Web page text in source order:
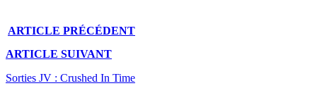
ARTICLE PRÉCÉDENT
ARTICLE SUIVANT
Sorties JV : Crushed In Time